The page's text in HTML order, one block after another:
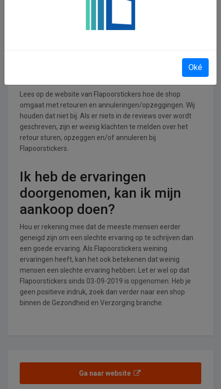
Flapoorstickers operationeel
annuleren bij Flapoorstickers
Lees op de website van Flapoorstickers hoe de shop
omgaat met retouren en annuleringen/opzeggingen. Wij
houden dat niet bij. Als er niets in de reviews over wordt
geschreven, zijn er weinig klachten te melden over het
retour sturen, opzeggen en/of annuleren bij
Flapoorstickers.
Ik heb de ervaringen
doorgenomen, kan ik mijn
aankoop doen?
Hou er rekening mee dat de meeste mensen eerder
geneigd zijn om een slechte ervaring op te schrijven dan
een goede ervaring. Als Flapoorstickers weining
ervaringen heeft, kan het ook betekenen dat weinig
mensen een slechte ervaring hebben. Let er wel op dat
Flapoorstickers sinds 03-09-2019 is opgenomen. Heb je
geen positieve indruk, zoek dan verder naar een shop
binnen de Gezondheid en Verzorging branche.
Ga naar website
Oké